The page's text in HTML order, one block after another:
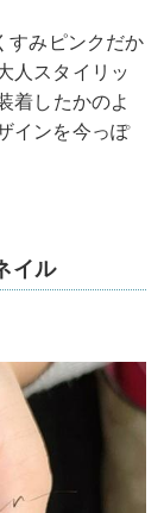
すみピンクだか
人スタイリッ
着したかのよ
インを今っぽ
イル